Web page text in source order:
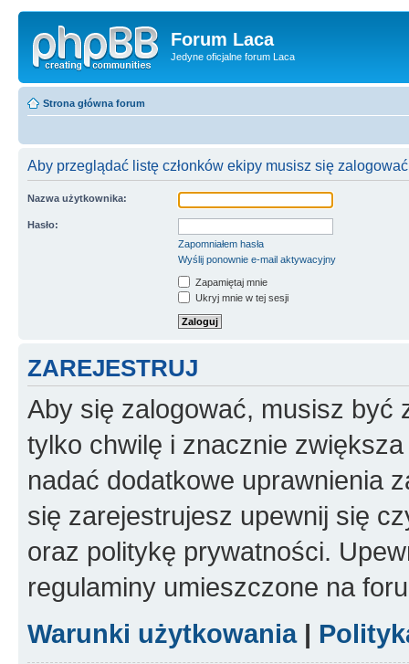
Forum Laca
Jedyne oficjalne forum Laca
Strona główna forum
Aby przeglądać listę członków ekipy musisz się
Nazwa użytkownika:
Hasło:
Zapomniałem hasła
Wyślij ponownie e-mail aktywacyjny
Zapamiętaj mnie
Ukryj mnie w tej sesji
ZAREJESTRUJ
Aby się zalogować, musisz być
tylko chwilę i znacznie
nadać dodatkowe uprawnienia
się zarejestrujesz upewnij się
oraz politykę prywatności.
regulaminy umieszczone na
Warunki użytkowania|